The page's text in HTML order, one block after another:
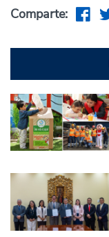
Comparte: